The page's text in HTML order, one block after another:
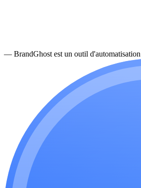
— BrandGhost est un outil